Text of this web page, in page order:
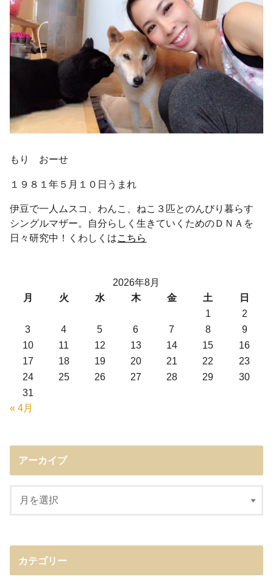
もり おーせ
１９８１年５月１０日うまれ
伊豆で一人ムスコ、わんこ、ねこ３匹とのんびり暮らす
シングルマザー。自分らしく生きていくためのＤＮＡを
日々研究中！くわしくはこちら
2026年8月
月
火 水 木 金 土
日
1
2
3
4 5 6 7 8
9
10
11 12 13 14 15
16
17
18 19 20 21 22
23
24
25 26 27 28 29
30
31
« 4月
アーカイブ
カテゴリー